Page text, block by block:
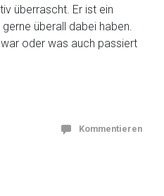
überrascht. Er ist ein
überall dabei haben.
oder was auch passiert
Kommentieren